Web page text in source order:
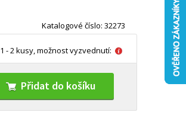
Katalogové číslo: 32273
1 - 2 kusy, možnost vyzvednutí:
Přidat do košíku